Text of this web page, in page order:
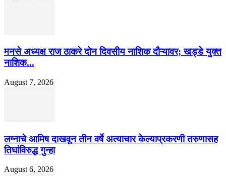
मनसे अध्यक्ष राज ठाकरे दोन दिवसीय नाशिक दौऱ्यावर; खड्डे युक्त
नाशिक...
August 7, 2026
लग्नाचे आमिष दाखवून तीन वर्षे अत्याचार केल्याप्रकरणी तरुणासह
तिघांविरुद्ध गुन्हा
August 6, 2026